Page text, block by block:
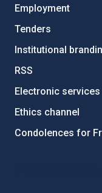
Employment
Tenders
Institutional
RSS
Electronic
Ethics channel
Condolences for